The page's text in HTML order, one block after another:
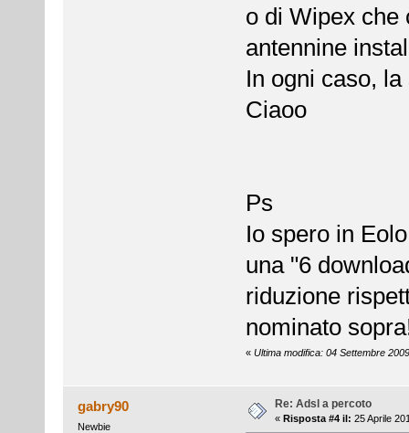
o di Wipex che
antennine
In ogni caso,
Ciaoo
Ps
Io spero in
una "6
riduzione
nominato
« Ultima modifica: 04 Settembre
gabry90
Newbie
Re: Adsl a percoto
« Risposta #4 il: 25 Aprile